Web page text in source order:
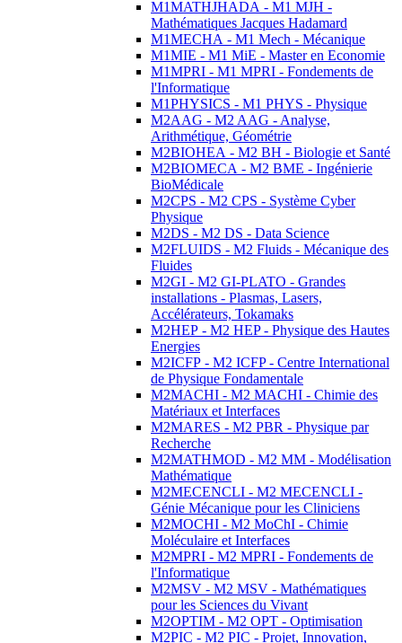
M1MATHJHADA - M1 MJH -
Mathématiques Jacques Hadamard
M1MECHA - M1 Mech - Mécanique
M1MIE - M1 MiE - Master en Economie
M1MPRI - M1 MPRI - Fondements de
l'Informatique
M1PHYSICS - M1 PHYS - Physique
M2AAG - M2 AAG - Analyse,
Arithmétique, Géométrie
M2BIOHEA - M2 BH - Biologie et Santé
M2BIOMECA - M2 BME - Ingénierie
BioMédicale
M2CPS - M2 CPS - Système Cyber
Physique
M2DS - M2 DS - Data Science
M2FLUIDS - M2 Fluids - Mécanique des
Fluides
M2GI - M2 GI-PLATO - Grandes
installations - Plasmas, Lasers,
Accélérateurs, Tokamaks
M2HEP - M2 HEP - Physique des Hautes
Energies
M2ICFP - M2 ICFP - Centre International
de Physique Fondamentale
M2MACHI - M2 MACHI - Chimie des
Matériaux et Interfaces
M2MARES - M2 PBR - Physique par
Recherche
M2MATHMOD - M2 MM - Modélisation
Mathématique
M2MECENCLI - M2 MECENCLI -
Génie Mécanique pour les Cliniciens
M2MOCHI - M2 MoChI - Chimie
Moléculaire et Interfaces
M2MPRI - M2 MPRI - Fondements de
l'Informatique
M2MSV - M2 MSV - Mathématiques
pour les Sciences du Vivant
M2OPTIM - M2 OPT - Optimisation
M2PIC - M2 PIC - Projet, Innovation,